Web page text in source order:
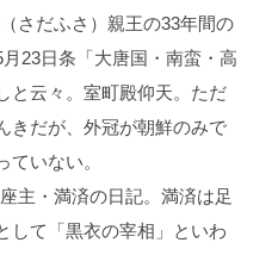
さだふさ）親王の33年間の
23日条「大唐国・南蛮・高
と云々。室町殿仰天。ただ
きだが、外冠が朝鮮のみで
ていない。
主・満済の日記。満済は足
して「黒衣の宰相」といわ